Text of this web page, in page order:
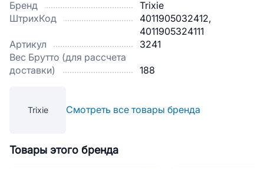
Бренд
Trixie
ШтрихКод
4011905032412,
4011905324111
Артикул
3241
Вес Брутто (для рассчета
доставки)
188
Trixie Смотреть все товары бренда
Товары этого бренда